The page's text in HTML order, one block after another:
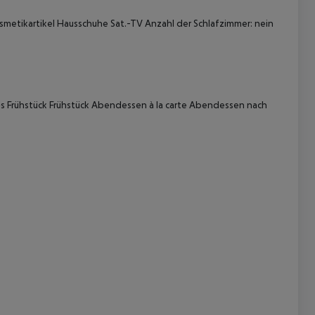
Hausschuhe Sat.-TV Anzahl der Schlafzimmer: nein
Frühstück Abendessen à la carte Abendessen nach